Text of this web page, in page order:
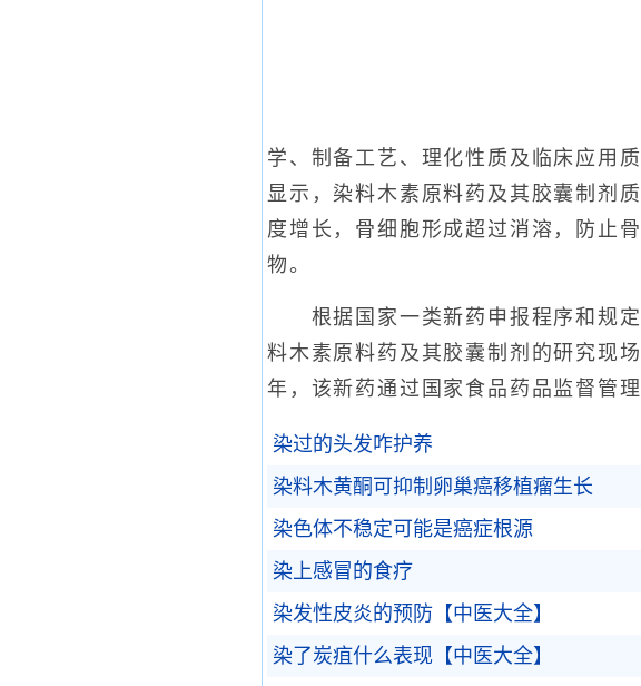
学、制备工艺、理化性质及临床应用
显示，染料木素原料药及其胶囊制剂
度增长，骨细胞形成超过消溶，防止
物。
根据国家一类新药申报程序和规定
料木素原料药及其胶囊制剂的研究现
年，该新药通过国家食品药品监督管
染过的头发咋护养
染料木黄酮可抑制卵巢癌移植瘤生长
染色体不稳定可能是癌症根源
染上感冒的食疗
染发性皮炎的预防【中医大全】
染了炭疽什么表现【中医大全】